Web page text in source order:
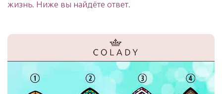
жизнь. Ниже вы найдёте ответ.